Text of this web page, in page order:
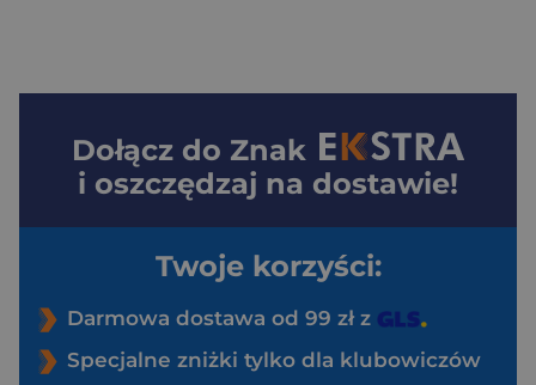
Dołącz do Znak
i oszczędzaj na dostawie!
Twoje korzyści:
Darmowa dostawa od 99 zł z
Specjalne zniżki tylko dla klubowiczów